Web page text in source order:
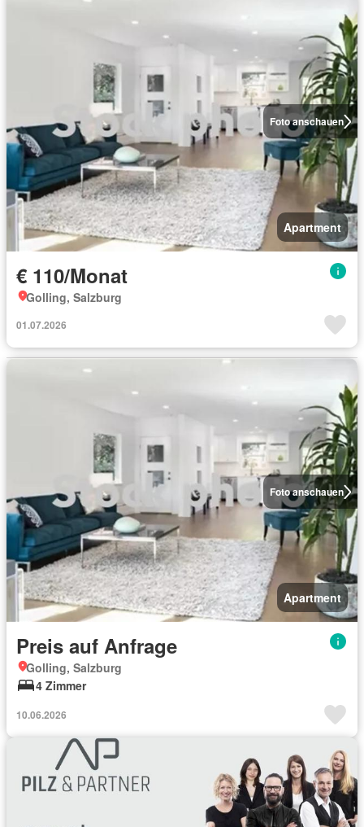
Foto anschauen
Apartment
€ 110/Monat
Golling, Salzburg
01.07.2026
Foto anschauen
Apartment
Preis auf Anfrage
Golling, Salzburg
4 Zimmer
10.06.2026